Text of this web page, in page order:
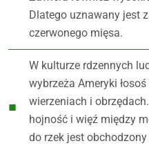
Dlatego uznawany jest
czerwonego mięsa.
W kulturze rdzennych
wybrzeża Ameryki
wierzeniach i
hojność i więź między
do rzek jest